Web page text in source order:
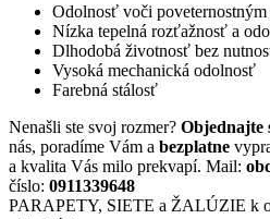
Odolnosť voči
Nízka tepelná rozťažnosť a
Dlhodobá životnosť bez
Vysoká mechanická odolnosť
Farebná stálosť
Nenašli ste svoj rozmer? Objednajte
nás, poradíme Vám a bezplatne
a kvalita Vás milo prekvapí. Mail:
číslo: 0911339648
PARAPETY, SIETE a ŽALÚZIE k